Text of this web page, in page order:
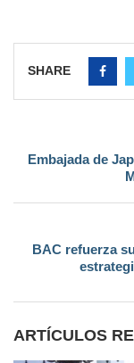
SHARE
Embajada de
BAC refuerza
ARTÍCULOS